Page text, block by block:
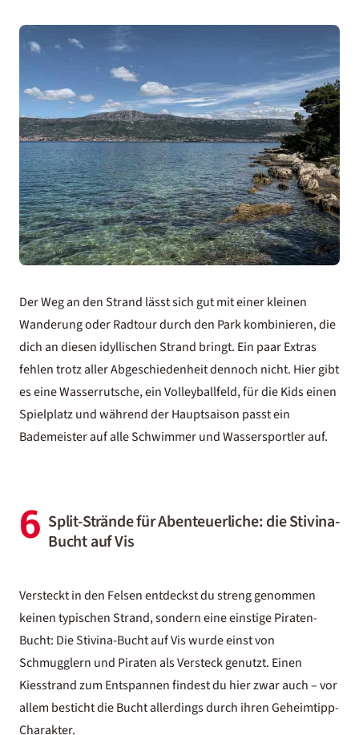
Der Weg an den Strand lässt sich gut mit einer kleinen
Wanderung oder Radtour durch den Park kombinieren, die
dich an diesen idyllischen Strand bringt. Ein paar Extras
fehlen trotz aller Abgeschiedenheit dennoch nicht. Hier gibt
es eine Wasserrutsche, ein Volleyballfeld, für die Kids einen
Spielplatz und während der Hauptsaison passt ein
Bademeister auf alle Schwimmer und Wassersportler auf.
6 Split-Strände für Abenteuerliche: die Stivina-
Bucht auf Vis
Versteckt in den Felsen entdeckst du streng genommen
keinen typischen Strand, sondern eine einstige Piraten-
Bucht: Die Stivina-Bucht auf Vis wurde einst von
Schmugglern und Piraten als Versteck genutzt. Einen
Kiesstrand zum Entspannen findest du hier zwar auch – vor
allem besticht die Bucht allerdings durch ihren Geheimtipp-
Charakter.